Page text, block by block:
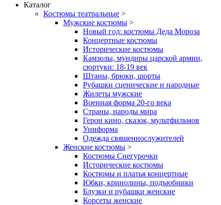
Каталог
Костюмы театральные >
Мужские костюмы >
Новый год: костюмы Деда Мороза
Концертные костюмы
Исторические костюмы
Камзолы, мундиры царской армии,
сюртуки: 18-19 век
Штаны, брюки, шорты
Рубашки сценические и народные
Жилеты мужские
Военная форма 20-го века
Страны, народы мира
Герои кино, сказок, мультфильмов
Униформа
Одежда священнослужителей
Женские костюмы >
Костюмы Снегурочки
Исторические костюмы
Костюмы и платья концертные
Юбки, кринолины, подъюбники
Блузки и рубашки женские
Корсеты женские